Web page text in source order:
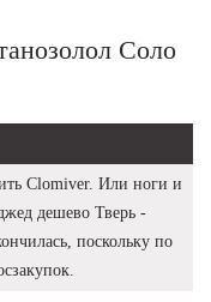
Соло
Clomiver. Или ноги и
дешево Тверь -
поскольку по